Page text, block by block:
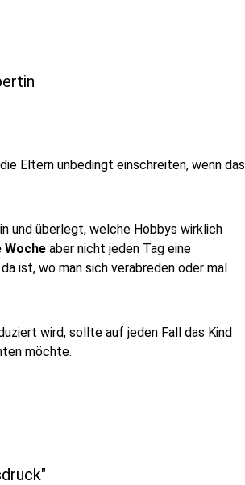
Eltern unbedingt einschreiten, wenn das
und überlegt, welche Hobbys wirklich
Woche aber nicht jeden Tag eine
ist, wo man sich verabreden oder mal
wird, sollte auf jeden Fall das Kind
möchte.